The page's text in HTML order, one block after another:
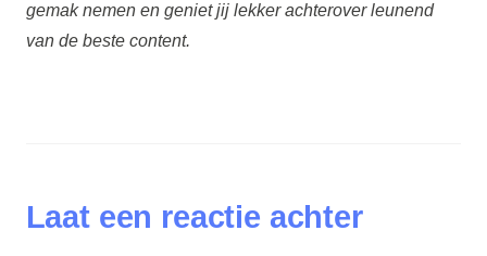
gemak nemen en geniet jij lekker achterover leunend
van de beste content.
Laat een reactie achter